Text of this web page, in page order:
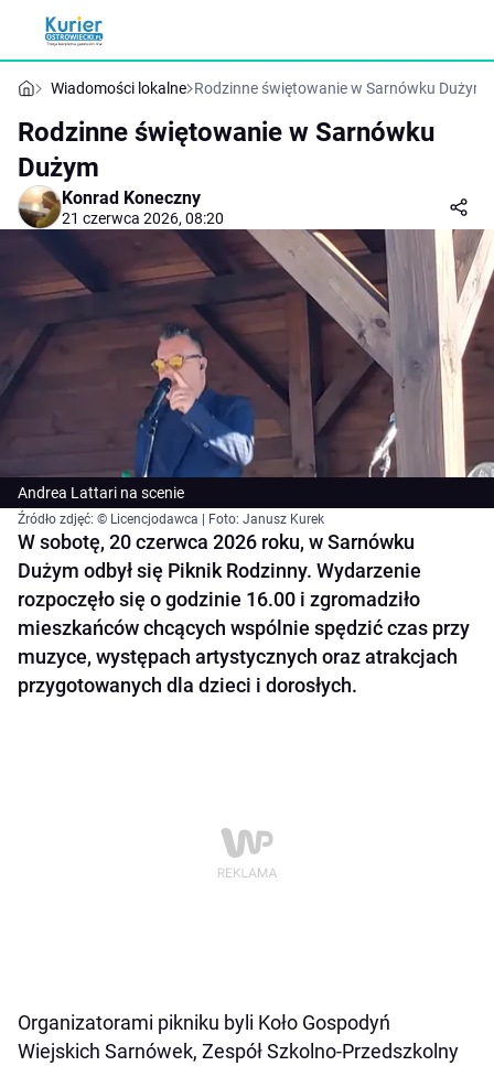
Wiadomości lokalne Rodzinne świętowanie w Sarnówku Dużym
Rodzinne świętowanie w Sarnówku
Dużym
Konrad Koneczny
21 czerwca 2026, 08:20
Andrea Lattari na scenie
Źródło zdjęć: © Licencjodawca | Foto: Janusz Kurek
W sobotę, 20 czerwca 2026 roku, w Sarnówku
Dużym odbył się Piknik Rodzinny. Wydarzenie
rozpoczęło się o godzinie 16.00 i zgromadziło
mieszkańców chcących wspólnie spędzić czas przy
muzyce, występach artystycznych oraz atrakcjach
przygotowanych dla dzieci i dorosłych.
Organizatorami pikniku byli Koło Gospodyń
Wiejskich Sarnówek, Zespół Szkolno-Przedszkolny